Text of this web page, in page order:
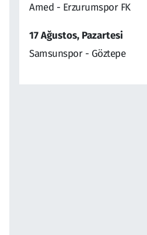
Amed - Erzurumspor FK
17 Ağustos, Pazartesi
Samsunspor - Göztepe